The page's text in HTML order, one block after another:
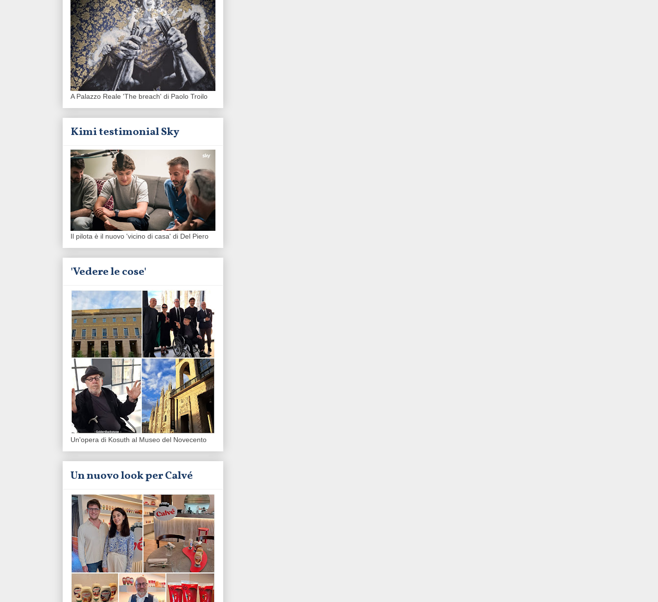
A Palazzo Reale 'The breach' di Paolo Troilo
Kimi testimonial Sky
Il pilota è il nuovo 'vicino di casa' di Del Piero
'Vedere le cose'
Un'opera di Kosuth al Museo del Novecento
Un nuovo look per Calvé